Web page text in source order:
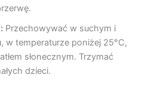
Przechowywać w suchym i
w temperaturze poniżej 25°C,
słonecznym. Trzymać
dzieci.